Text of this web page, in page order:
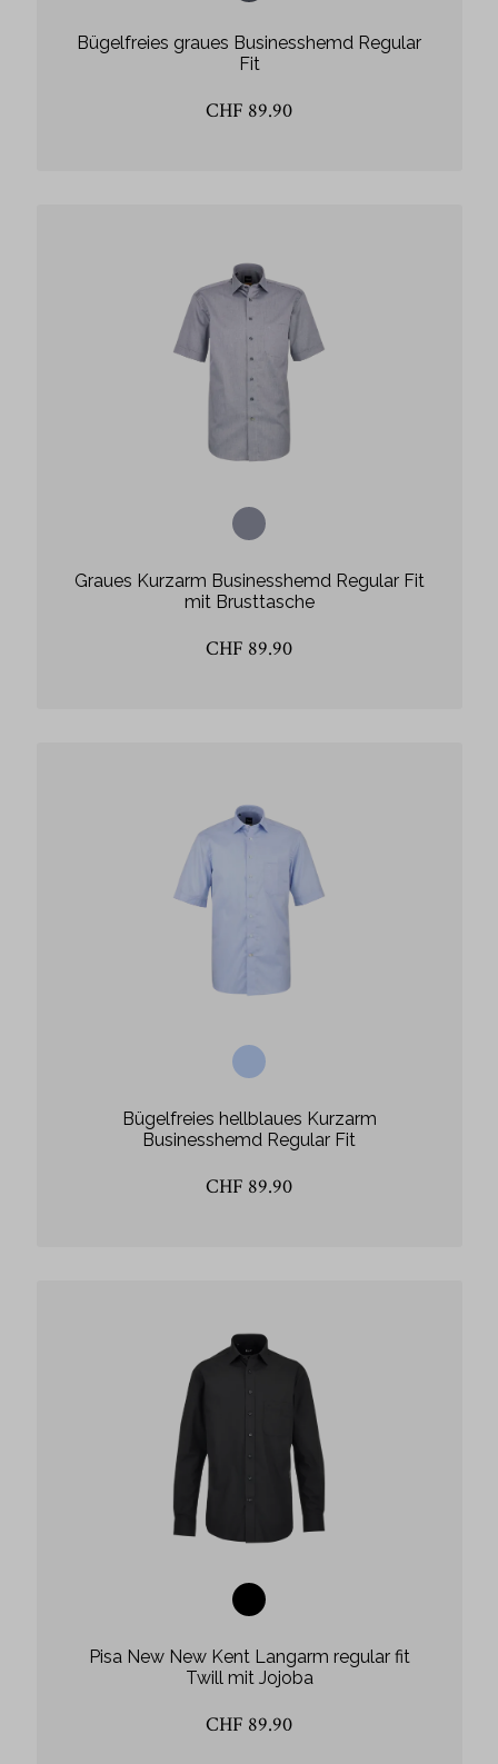
Bügelfreies graues Businesshemd Regular
Fit
CHF 89.90
Graues Kurzarm Businesshemd Regular Fit
mit Brusttasche
CHF 89.90
Bügelfreies hellblaues Kurzarm
Businesshemd Regular Fit
CHF 89.90
Pisa New New Kent Langarm regular fit
Twill mit Jojoba
CHF 89.90